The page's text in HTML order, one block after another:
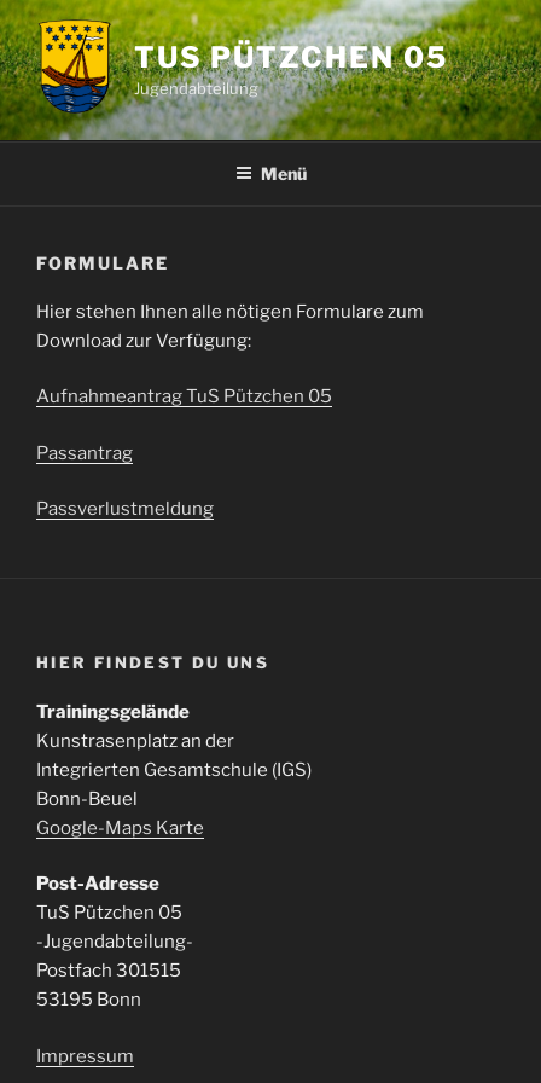
Zum
Inhalt
springen
TUS PÜTZCHEN 05
Jugendabteilung
Menü
FORMULARE
Hier stehen Ihnen alle nötigen Formulare zum
Download zur Verfügung:
Aufnahmeantrag TuS Pützchen 05
Passantrag
Passverlustmeldung
HIER FINDEST DU UNS
Trainingsgelände
Kunstrasenplatz an der
Integrierten Gesamtschule (IGS)
Bonn-Beuel
Google-Maps Karte
Post-Adresse
TuS Pützchen 05
-Jugendabteilung-
Postfach 301515
53195 Bonn
Impressum